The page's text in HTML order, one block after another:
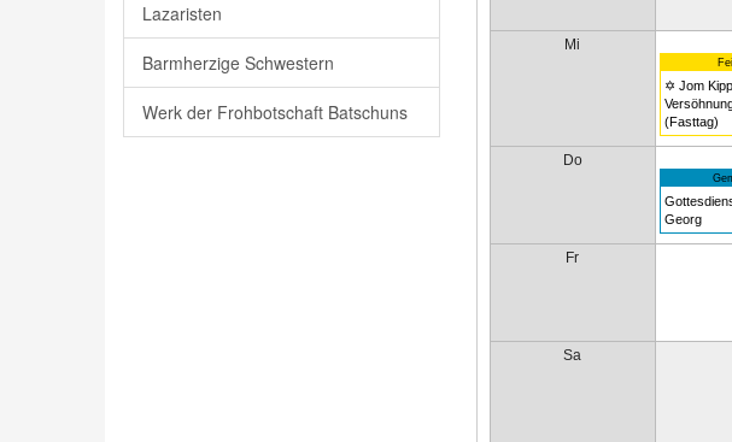
Lazaristen
Barmherzige Schwestern
Werk der Frohbotschaft Batschuns
Mi
✡ Jom
(Fasttag)
Do
Georg
Fr
Sa